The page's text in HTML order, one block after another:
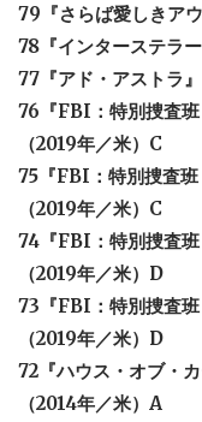
79『さらば愛しきア
78『インターステラ
77『アド・アストラ
76『FBI：特別捜査
（2019年／米）C
75『FBI：特別捜査
（2019年／米）C
74『FBI：特別捜査
（2019年／米）D
73『FBI：特別捜査
（2019年／米）D
72『ハウス・オブ・
（2014年／米）A